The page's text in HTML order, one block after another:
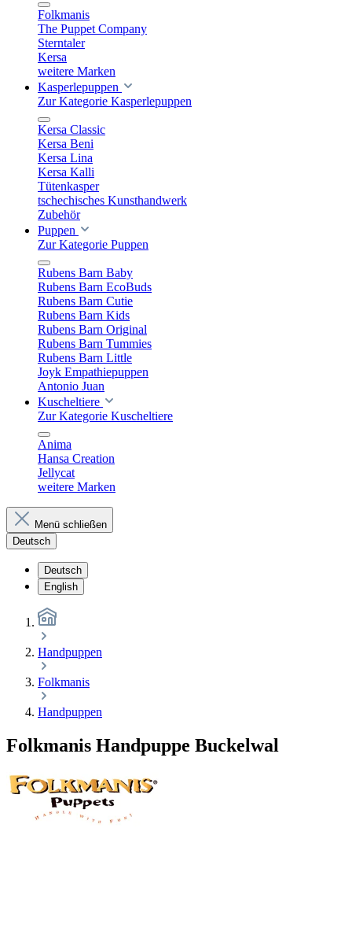
Folkmanis
The Puppet Company
Sterntaler
Kersa
weitere Marken
Kasperlepuppen
Zur Kategorie Kasperlepuppen
Kersa Classic
Kersa Beni
Kersa Lina
Kersa Kalli
Tütenkasper
tschechisches Kunsthandwerk
Zubehör
Puppen
Zur Kategorie Puppen
Rubens Barn Baby
Rubens Barn EcoBuds
Rubens Barn Cutie
Rubens Barn Kids
Rubens Barn Original
Rubens Barn Tummies
Rubens Barn Little
Joyk Empathiepuppen
Antonio Juan
Kuscheltiere
Zur Kategorie Kuscheltiere
Anima
Hansa Creation
Jellycat
weitere Marken
Menü schließen
Deutsch
Deutsch
English
Handpuppen
Folkmanis
Handpuppen
Folkmanis Handpuppe Buckelwal